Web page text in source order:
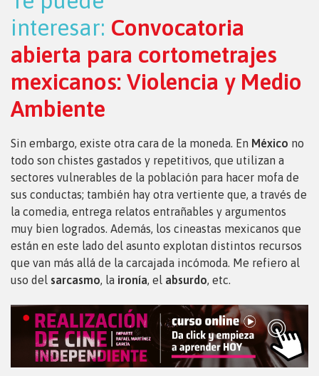
interesar: Convocatoria
abierta para cortometrajes
mexicanos: Violencia y Medio
Ambiente
Sin embargo, existe otra cara de la moneda. En México no
todo son chistes gastados y repetitivos, que utilizan a
sectores vulnerables de la población para hacer mofa de
sus conductas; también hay otra vertiente que, a través de
la comedia, entrega relatos entrañables y argumentos
muy bien logrados. Además, los cineastas mexicanos que
están en este lado del asunto explotan distintos recursos
que van más allá de la carcajada incómoda. Me refiero al
uso del sarcasmo, la ironía, el absurdo, etc.